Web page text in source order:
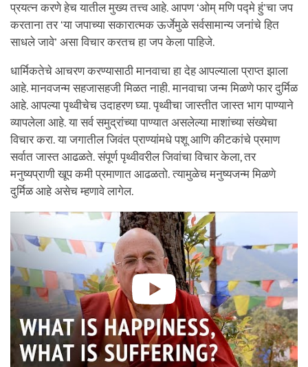
प्रयत्न करणे हेच यातील मुख्य तत्त्व आहे. आपण ‘ओम् मणि पद्मे हुं’चा जप
करताना तर ‘या जपाच्या सकारात्मक ऊर्जेमुळे सर्वसामान्य जनांचे हित
साधले जावे’ असा विचार करतच हा जप केला पाहिजे.
धार्मिकतेचे आचरण करण्यासाठी मानवाचा हा देह आपल्याला प्राप्त झाला
आहे. मानवजन्म सहजासहजी मिळत नाही. मानवाचा जन्म मिळणे फार दुर्मिळ
आहे. आपल्या पृथ्वीचेच उदाहरण घ्या. पृथ्वीचा जास्तीत जास्त भाग पाण्याने
व्यापलेला आहे. या सर्व समुद्रांच्या पाण्यात असलेल्या माशांच्या संख्येचा
विचार करा. या जगातील जिवंत प्राण्यांमधे पशू आणि कीटकांचे प्रमाण
सर्वात जास्त आढळते. संपूर्ण पृथ्वीवरील जिवांचा विचार केला, तर
मनुष्यप्राणी खूप कमी प्रमाणात आढळतो. त्यामुळेच मनुष्यजन्म मिळणे
दुर्मिळ आहे असेच म्हणावे लागेल.